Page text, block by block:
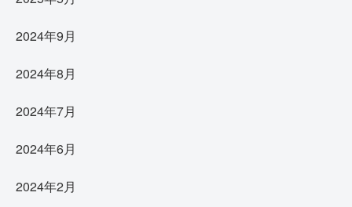
2024年9月
2024年8月
2024年7月
2024年6月
2024年2月